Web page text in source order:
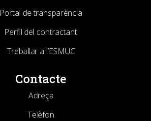
Portal de transparència
Perfil del contractant
Treballar a l’ESMUC
Contacte
Adreça
Telèfon